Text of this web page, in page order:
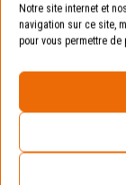
Notre site internet et
navigation sur ce site,
pour vous permettre
Pointure
Pointure
marge de
adaptée